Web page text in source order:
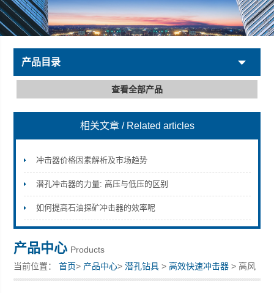
宣化县瑞科钻孔机械厂
产品目录
查看全部产品
相关文章 / Related articles
冲击器价格因素解析及市场趋势
潜孔冲击器的力量: 高压与低压的区别
如何提高石油探矿冲击器的效率呢
产品中心 Products
当前位置：首页> 产品中心>潜孔钻具 >高效快速冲击器 > 高风
压冲击器工作压力钻孔频率